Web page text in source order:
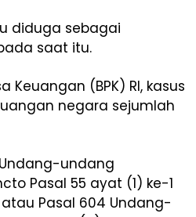
diduga sebagai
saat itu.
(BPK) RI, kasus
negara sejumlah
undang
Pasal 55 ayat (1) ke-1
Pasal 604 Undang-